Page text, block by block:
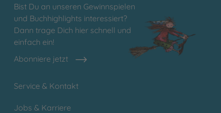
Bist Du an unseren Gewinnspielen
und Buchhighlights interessiert?
Dann trage Dich hier schnell und
einfach ein!
Abonniere jetzt
Service & Kontakt
Jobs & Karriere